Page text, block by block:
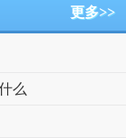
更多>>
么